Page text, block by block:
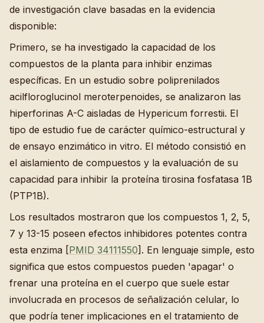
de investigación clave basadas en la evidencia
disponible:
Primero, se ha investigado la capacidad de los
compuestos de la planta para inhibir enzimas
específicas. En un estudio sobre poliprenilados
acilfloroglucinol meroterpenoides, se analizaron las
hiperforinas A-C aisladas de Hypericum forrestii. El
tipo de estudio fue de carácter químico-estructural y
de ensayo enzimático in vitro. El método consistió en
el aislamiento de compuestos y la evaluación de su
capacidad para inhibir la proteína tirosina fosfatasa 1B
(PTP1B).
Los resultados mostraron que los compuestos 1, 2, 5,
7 y 13-15 poseen efectos inhibidores potentes contra
esta enzima [PMID 34111550]. En lenguaje simple, esto
significa que estos compuestos pueden 'apagar' o
frenar una proteína en el cuerpo que suele estar
involucrada en procesos de señalización celular, lo
que podría tener implicaciones en el tratamiento de